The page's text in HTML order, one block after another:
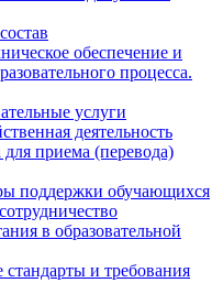
обеспечение и
процесса.
услуги
деятельность
приема (перевода)
поддержки обучающихся
в образовательной
стандарты и требования